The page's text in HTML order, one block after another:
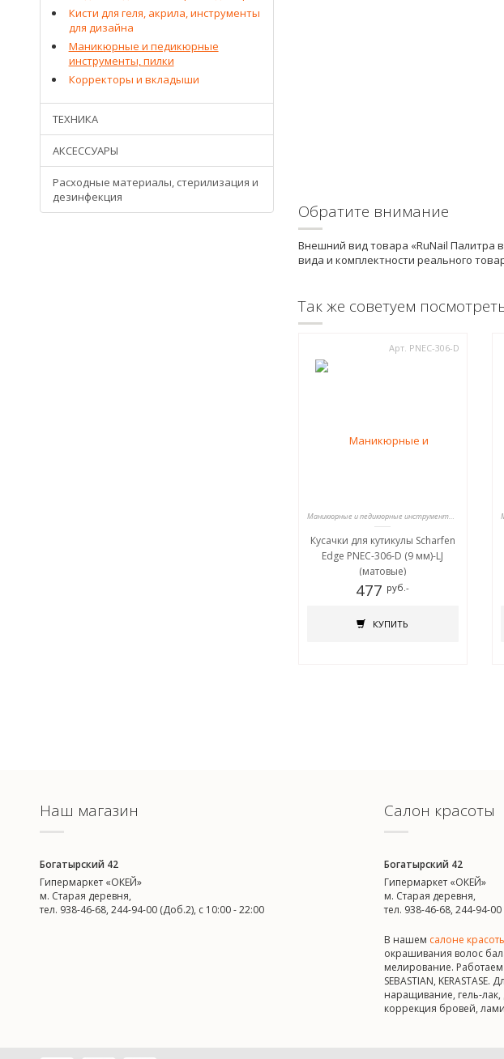
Обратите внимание
Внешний вид товара «RuNail Палитра
вида и комплектности реального
Так же советуем
Арт. PNEC-306-D
Маникюрные и педикюрные инструменты, пилки
Кусачки для кутикулы Scharfen
Edge PNEC-306-D (9 мм)-LJ
(матовые)
477 руб.-
КУПИТЬ
Кисти для геля, акрила, инструменты
для дизайна
Маникюрные и педикюрные
инструменты, пилки
Корректоры и вкладыши
ТЕХНИКА
АКСЕССУАРЫ
Расходные материалы, стерилизация и
дезинфекция
Наш магазин
Богатырский 42
Гипермаркет «ОКЕЙ»
м. Старая деревня,
тел. 938-46-68, 244-94-00 (Доб.2), c 10:00 - 22:00
Салон красоты
Богатырский 42
Гипермаркет «ОКЕЙ»
м. Старая деревня,
тел. 938-46-68, 244-94-
В нашем салоне
окрашивания волос
мелирование.
SEBASTIAN,
наращивание, гель-
коррекция бровей,